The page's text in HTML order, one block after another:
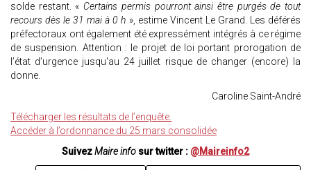
solde restant. « Certains permis pourront ainsi être purgés de tout
recours dès le 31 mai à 0 h », estime Vincent Le Grand. Les déférés
préfectoraux ont également été expressément intégrés à ce régime
de suspension. Attention : le projet de loi portant prorogation de
l’état d’urgence jusqu'au 24 juillet risque de changer (encore) la
donne.
Caroline Saint-André
Télécharger les résultats de l’enquête.
Accéder à l’ordonnance du 25 mars consolidée
SuivezMaire info sur twitter : @Maireinfo2